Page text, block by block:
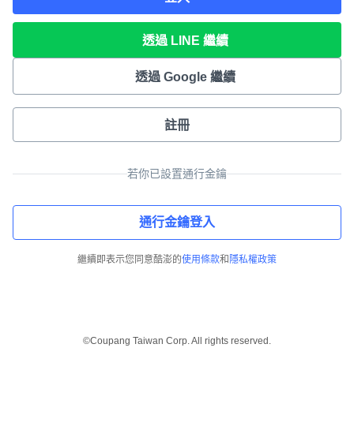
透過 LINE 繼續
透過 Google 繼續
註冊
若你已設置通行金鑰
通行金鑰登入
繼續即表示您同意酷澎的使用條款和 隱私權政策
©Coupang Taiwan Corp. All rights reserved.